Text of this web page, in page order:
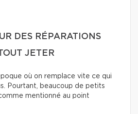
DES RÉPARATIONS
JETER
où on remplace vite ce qui
Pourtant, beaucoup de petits
mentionné au point